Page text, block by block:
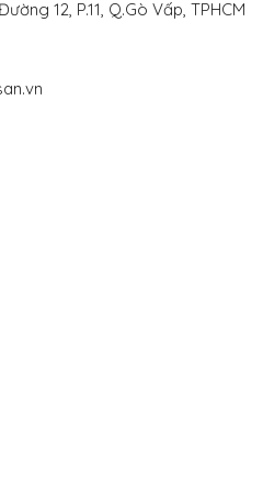
12, P.11, Q.Gò Vấp, TPHCM